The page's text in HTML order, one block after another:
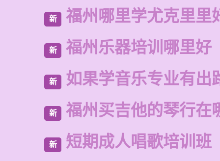
新 福州哪里学尤克里里
新 福州乐器培训哪里好
新 如果学音乐专业有出
新 福州买吉他的琴行在
新 短期成人唱歌培训班